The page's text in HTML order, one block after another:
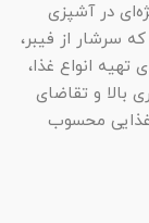
در آشپزی
که سرشار از فیبر،
انواع غذا،
بالا و تقاضای
محسوب